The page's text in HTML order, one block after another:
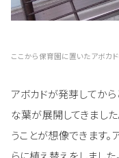
ここから保育園に置いたアボカド
アボカドが発芽してか
な葉が展開してきまし
うことが想像できます